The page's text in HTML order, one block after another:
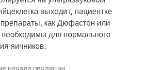
выходит, пациентке
как Дюфастон или
необходимы для нормального
яичников.